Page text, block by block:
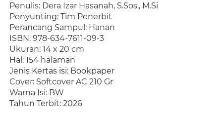
Penulis: Dera Izar Hasanah, S.Sos., M.Si
Penyunting: Tim Penerbit
Perancang Sampul: Hanan
ISBN: 978-634-7611-09-3
Ukuran: 14 x 20 cm
Hal: 154 halaman
Jenis Kertas isi: Bookpaper
Cover: Softcover AC 210 Gr
Warna Isi: BW
Tahun Terbit: 2026